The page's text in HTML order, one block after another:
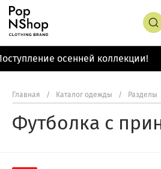
осенней коллекции!
Главная / Каталог одежды / Разделы
Футболка с